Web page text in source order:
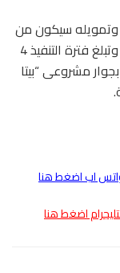
300 مليون جنيه وتمويله سيكون من
خلال الموارد الذاتية للشركة ومقدمات الحجز وتبلغ فترة التنفيذ 4
مشروعى “بيتا
واتس اب اضغط هنا
اضغط هنا